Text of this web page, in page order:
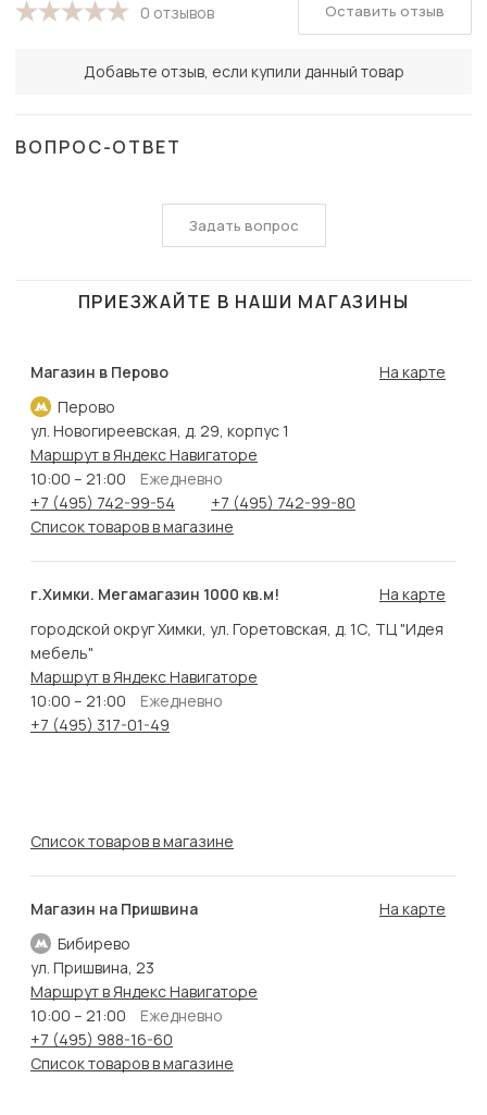
0 отзывов
Добавьте отзыв, если купили данный товар
Оставить отзыв
ВОПРОС-ОТВЕТ
Задать вопрос
ПРИЕЗЖАЙТЕ В НАШИ МАГАЗИНЫ
Магазин в Перово
Перово
На карте
ул. Новогиреевская, д. 29, корпус 1
Маршрут в Яндекс Навигаторе
10:00 – 21:00
Ежедневно
+7 (495) 742-99-54
+7 (495) 742-99-80
Список товаров в магазине
г.Химки. Мегамагазин 1000 кв.м!
На карте
городской округ Химки, ул. Горетовская, д. 1С, ТЦ "Идея
мебель"
Маршрут в Яндекс Навигаторе
10:00 – 21:00
Ежедневно
+7 (495) 317-01-49
Список товаров в магазине
Магазин на Пришвина
Бибирево
На карте
ул. Пришвина, 23
Маршрут в Яндекс Навигаторе
10:00 – 21:00
Ежедневно
+7 (495) 988-16-60
Список товаров в магазине